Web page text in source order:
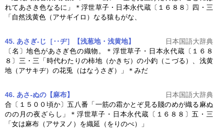
れてあさき色なるに」＊浮世草子・ 日本永代蔵〔１６８８〕四・三
「自然浅黄色（アサギイロ）なる猿もがな、
45. あさぎ‐じ［‥ヂ］【浅葱地・浅黄地】
日本国語大辞典
〔名〕地色があさぎ色の織物。＊浮世草子・ 日本永代蔵 〔１６８
８〕三・三「時代わたりの柿地（かきぢ）の小釣（こづる）、浅黄
地（アサキヂ）の花兎（はなうさぎ）」＊みだ
46. あさ‐ぬの【麻布】
日本国語大辞典
合〔１５００頃か〕五八番「一筋の霜かとぞ見る賤のめが織る麻ぬ
のの月の夜ざらし」＊浮世草子・ 日本永代蔵 〔１６８８〕五・三
「女は麻布（アサヌノ）を織延（をりのべ）」